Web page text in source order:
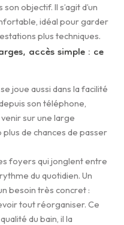
objectif. Il s’agit d’un
idéal pour garder
plus techniques.
accès simple : ce
joue aussi dans la facilité
son téléphone,
sur une large
de chances de passer
foyers qui jonglent entre
du quotidien. Un
besoin très concret :
tout réorganiser. Ce
du bain, il la